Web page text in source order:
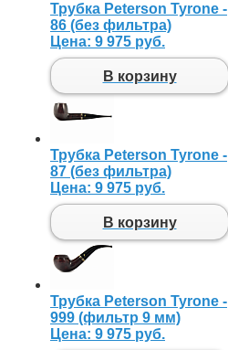
Трубка Peterson Tyrone -
86 (без фильтра)
Цена: 9 975 руб.
В корзину
Трубка Peterson Tyrone -
87 (без фильтра)
Цена: 9 975 руб.
В корзину
Трубка Peterson Tyrone -
999 (фильтр 9 мм)
Цена: 9 975 руб.